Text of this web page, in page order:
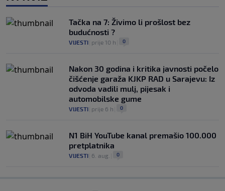
Tačka na 7: Živimo li prošlost bez
budućnosti ?
VIJESTI prije 10 h 0
Nakon 30 godina i kritika javnosti počelo
čišćenje garaža KJKP RAD u Sarajevu: Iz
odvoda vadili mulj, pijesak i
automobilske gume
VIJESTI prije 6 h 0
N1 BiH YouTube kanal premašio 100.000
pretplatnika
VIJESTI 6. aug. 0